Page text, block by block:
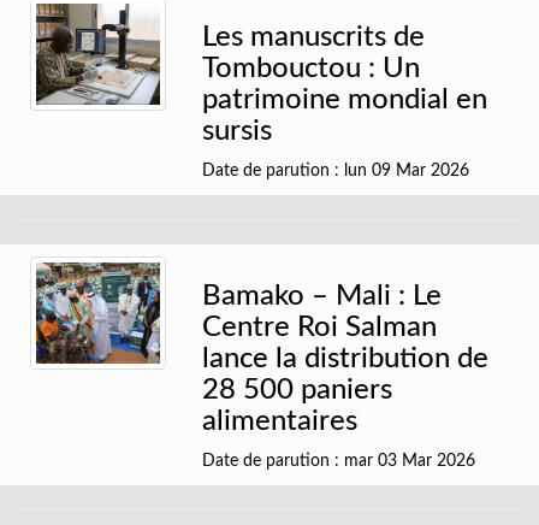
Les manuscrits de
Tombouctou : Un
patrimoine mondial en
sursis
Date de parution : lun 09 Mar 2026
Bamako – Mali : Le
Centre Roi Salman
lance la distribution de
28 500 paniers
alimentaires
Date de parution : mar 03 Mar 2026